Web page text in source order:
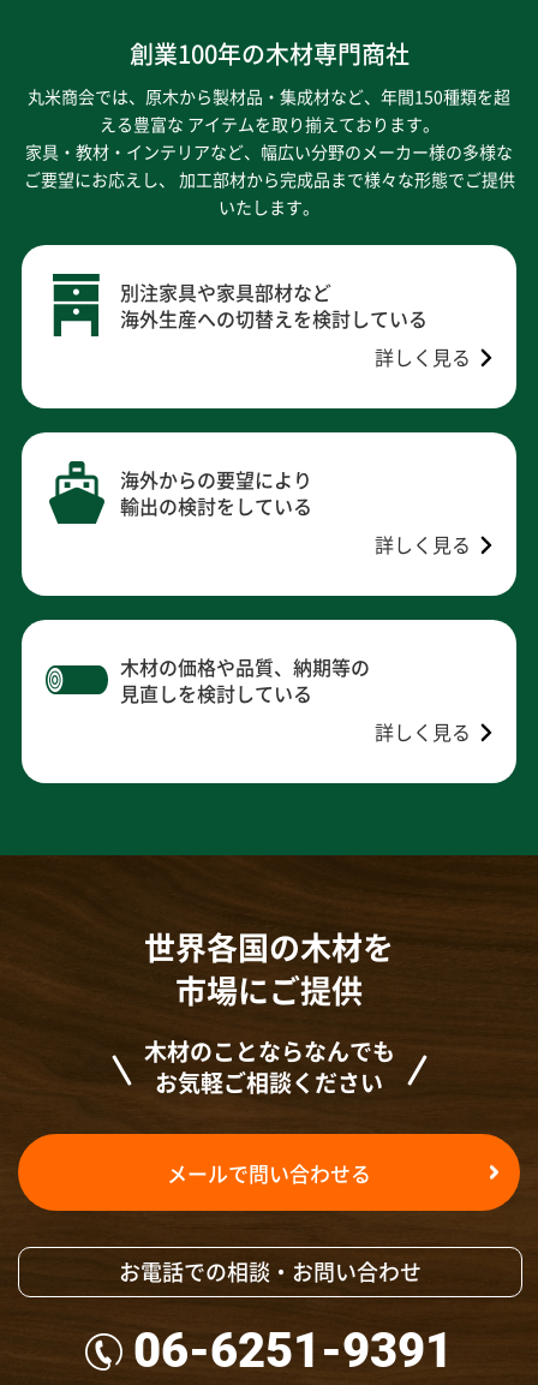
創業100年の木材専門商社
丸米商会では、原木から製材品・集成材など、年間150種類を超
える豊富な アイテムを取り揃えております。
家具・教材・インテリアなど、幅広い分野のメーカー様の多様な
ご要望にお応えし、
加工部材から完成品まで様々な形態でご提供
いたします。
別注家具や家具部材など
海外生産への切替えを検討している
詳しく見る
海外からの要望により
輸出の検討をしている
詳しく見る
木材の価格や品質、納期等の
見直しを検討している
詳しく見る
世界各国の木材を
市場にご提供
木材のことならなんでも
お気軽ご相談ください
お電話での相談・お問い合わせ
06-6251-9391
メールで問い合わせる